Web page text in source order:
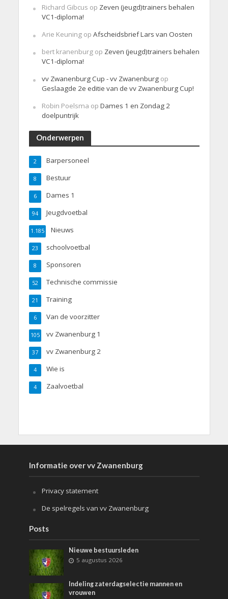
Richard Gibcus op Zeven (jeugd)trainers behalen
VC1-diploma!
Arie Keuningop Afscheidsbrief Lars van Oosten
bert kranenburgop Zeven (jeugd)trainers behalen
VC1-diploma!
vv Zwanenburg Cup - vv Zwanenburgop
Geslaagde 2e editie van de vv Zwanenburg Cup!
Robin Poelsma op Dames 1 en Zondag 2
doelpuntrijk
Onderwerpen
Barpersoneel
2
Bestuur
8
Dames 1
6
Jeugdvoetbal
94
Nieuws
1.185
schoolvoetbal
23
Sponsoren
8
Technische commissie
52
Training
21
Van de voorzitter
6
vv Zwanenburg 1
105
vv Zwanenburg 2
37
Wie is
4
Zaalvoetbal
4
Informatie over vv Zwanenburg
Privacy statement
De spelregels van vv Zwanenburg
Posts
Nieuwe bestuursleden
5 augustus 2026
Indeling zaterdagselectie mannen en
vrouwen